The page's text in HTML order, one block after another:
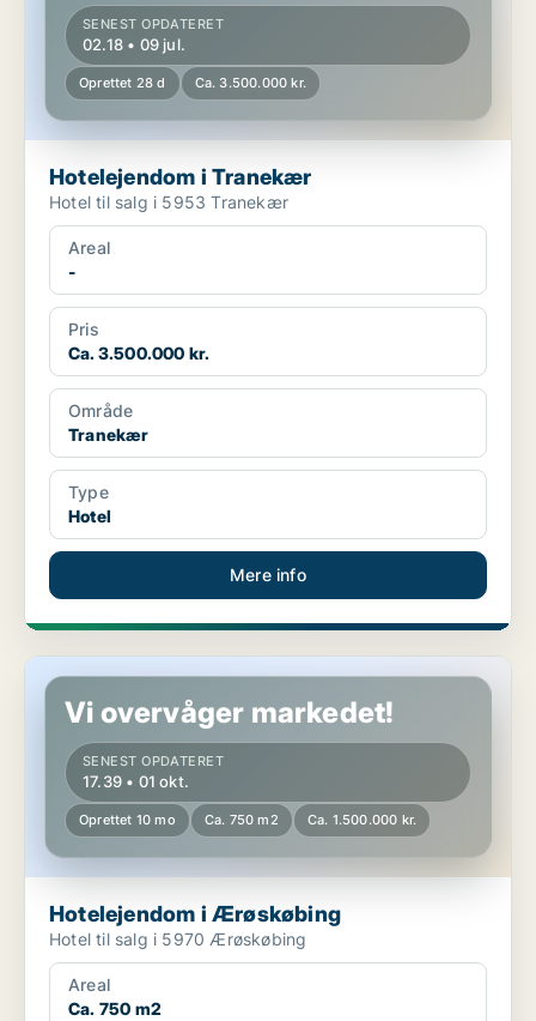
SENEST OPDATERET
02.18 • 09 jul.
Oprettet 28 d Ca. 3.500.000 kr.
Hotelejendom i Tranekær
Hotel til salg i 5953 Tranekær
Areal
-
Pris
Ca. 3.500.000 kr.
Område
Tranekær
Type
Hotel
Mere info
Hotelejendom i Ærøskøbing
Vi overvåger markedet!
SENEST OPDATERET
17.39 • 01 okt.
Oprettet 10 mo Ca. 750 m2 Ca. 1.500.000 kr.
Hotelejendom i Ærøskøbing
Hotel til salg i 5970 Ærøskøbing
Areal
Ca. 750 m2